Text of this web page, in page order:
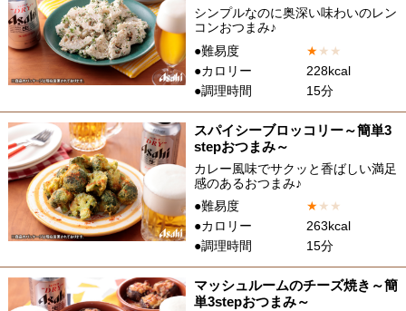
シンプルなのに奥深い味わいのレン
コンおつまみ♪
●難易度
★★ ★
●カロリー
228kcal
●調理時間
15分
スパイシーブロッコリー～簡単3
stepおつまみ～
カレー風味でサクッと香ばしい満足
感のあるおつまみ♪
●難易度
★★ ★
●カロリー
263kcal
●調理時間
15分
マッシュルームのチーズ焼き～簡
単3stepおつまみ～